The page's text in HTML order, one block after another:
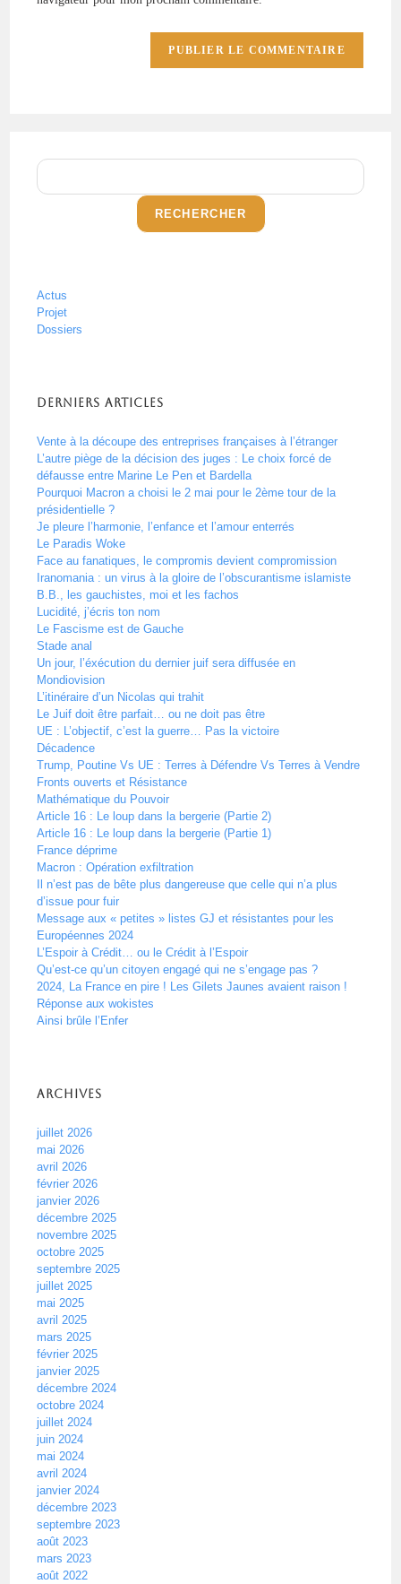
RECHERCHER
Actus
Projet
Dossiers
Derniers articles
Vente à la découpe des entreprises françaises à l’étranger
L’autre piège de la décision des juges : Le choix forcé de
défausse entre Marine Le Pen et Bardella
Pourquoi Macron a choisi le 2 mai pour le 2ème tour de la
présidentielle ?
Je pleure l’harmonie, l’enfance et l’amour enterrés
Le Paradis Woke
Face au fanatiques, le compromis devient compromission
Iranomania : un virus à la gloire de l’obscurantisme islamiste
B.B., les gauchistes, moi et les fachos
Lucidité, j’écris ton nom
Le Fascisme est de Gauche
Stade anal
Un jour, l’éxécution du dernier juif sera diffusée en
Mondiovision
L’itinéraire d’un Nicolas qui trahit
Le Juif doit être parfait… ou ne doit pas être
UE : L’objectif, c’est la guerre… Pas la victoire
Décadence
Trump, Poutine Vs UE : Terres à Défendre Vs Terres à Vendre
Fronts ouverts et Résistance
Mathématique du Pouvoir
Article 16 : Le loup dans la bergerie (Partie 2)
Article 16 : Le loup dans la bergerie (Partie 1)
France déprime
Macron : Opération exfiltration
Il n’est pas de bête plus dangereuse que celle qui n’a plus
d’issue pour fuir
Message aux « petites » listes GJ et résistantes pour les
Européennes 2024
L’Espoir à Crédit… ou le Crédit à l’Espoir
Qu’est-ce qu’un citoyen engagé qui ne s’engage pas ?
2024, La France en pire ! Les Gilets Jaunes avaient raison !
Réponse aux wokistes
Ainsi brûle l’Enfer
Archives
juillet 2026
mai 2026
avril 2026
février 2026
janvier 2026
décembre 2025
novembre 2025
octobre 2025
septembre 2025
juillet 2025
mai 2025
avril 2025
mars 2025
février 2025
janvier 2025
décembre 2024
octobre 2024
juillet 2024
juin 2024
mai 2024
avril 2024
janvier 2024
décembre 2023
septembre 2023
août 2023
mars 2023
août 2022